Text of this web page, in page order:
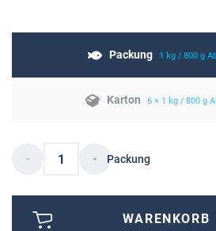
Packung 1 kg / 800 g
Karton 6 × 1 kg / 800 g
Packung
WARENKORB